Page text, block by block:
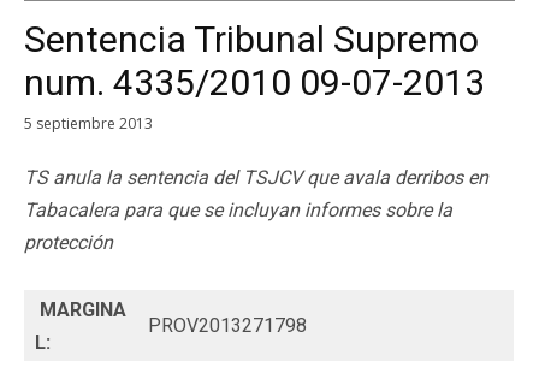
Sentencia Tribunal Supremo
num. 4335/2010 09-07-2013
5 septiembre 2013
TS anula la sentencia del TSJCV que avala derribos en
Tabacalera para que se incluyan informes sobre la
protección
MARGINA
L:
PROV2013271798